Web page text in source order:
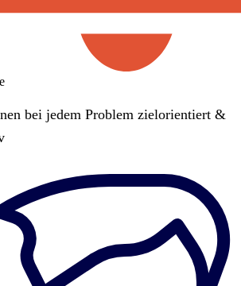
bei jedem Problem zielorientiert &